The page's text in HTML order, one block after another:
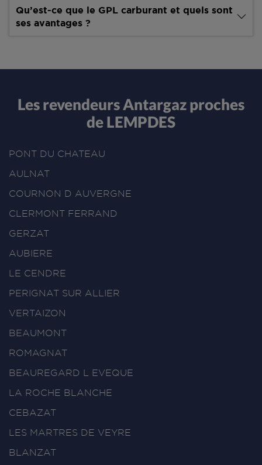
Qu’est-ce que le GPL carburant et quels sont
ses avantages ?
Les revendeurs Antargaz proches
de LEMPDES
PONT DU CHATEAU
AULNAT
COURNON D AUVERGNE
CLERMONT FERRAND
GERZAT
AUBIERE
LE CENDRE
PERIGNAT SUR ALLIER
VERTAIZON
BEAUMONT
ROMAGNAT
BEAUREGARD L EVEQUE
LA ROCHE BLANCHE
CEBAZAT
LES MARTRES DE VEYRE
BLANZAT